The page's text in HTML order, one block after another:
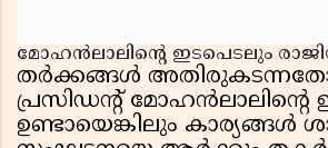
മോഹൻലാലിന്റെ ഇടപെടലും
തർക്കങ്ങൾ
പ്രസിഡന്റ് മോഹൻലാലിന്റെ
ഉണ്ടായെങ്കിലും കാര്യങ്ങൾ